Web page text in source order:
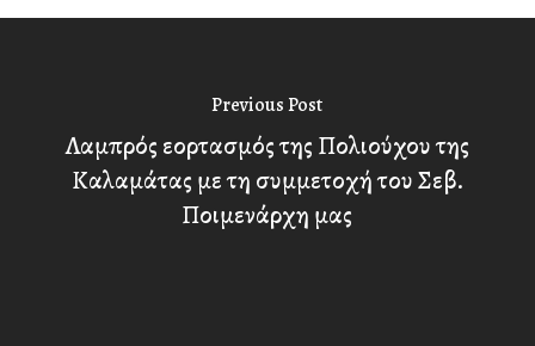
Previous Post
Λαμπρός εορτασμός της Πολιούχου της
Καλαμάτας με τη συμμετοχή του Σεβ.
Ποιμενάρχη μας